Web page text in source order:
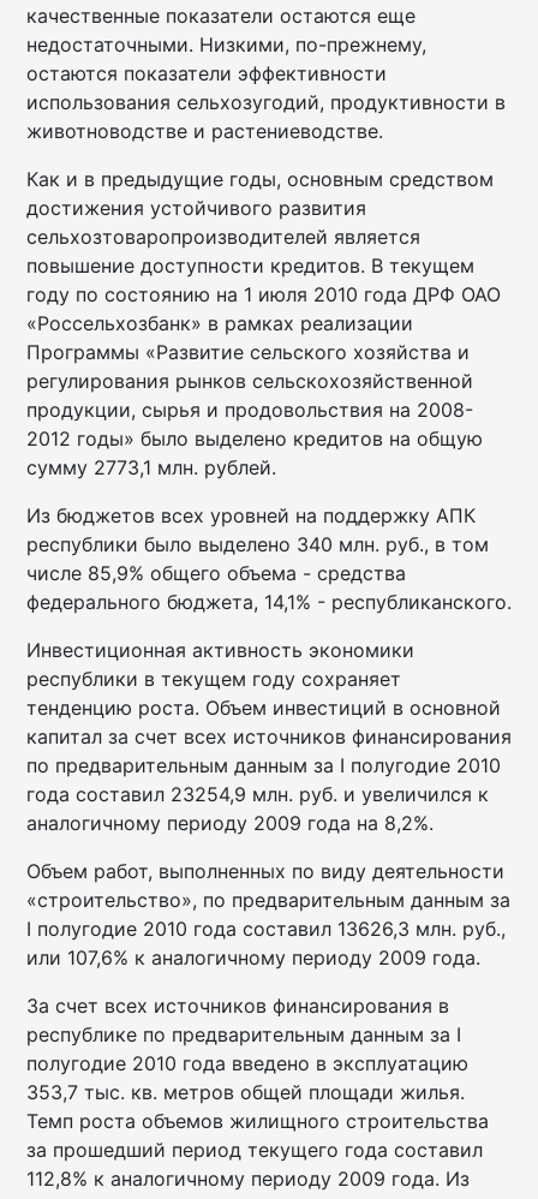
качественные показатели остаются еще
недостаточными. Низкими, по-прежнему,
остаются показатели эффективности
использования сельхозугодий, продуктивности в
животноводстве и растениеводстве.
Как и в предыдущие годы, основным средством
достижения устойчивого развития
сельхозтоваропроизводителей является
повышение доступности кредитов. В текущем
году по состоянию на 1 июля 2010 года ДРФ ОАО
«Россельхозбанк» в рамках реализации
Программы «Развитие сельского хозяйства и
регулирования рынков сельскохозяйственной
продукции, сырья и продовольствия на 2008-
2012 годы» было выделено кредитов на общую
сумму 2773,1 млн. рублей.
Из бюджетов всех уровней на поддержку АПК
республики было выделено 340 млн. руб., в том
числе 85,9% общего объема - средства
федерального бюджета, 14,1% - республиканского.
Инвестиционная активность экономики
республики в текущем году сохраняет
тенденцию роста. Объем инвестиций в основной
капитал за счет всех источников финансирования
по предварительным данным за I полугодие 2010
года составил 23254,9 млн. руб. и увеличился к
аналогичному периоду 2009 года на 8,2%.
Объем работ, выполненных по виду деятельности
«строительство», по предварительным данным за
I полугодие 2010 года составил 13626,3 млн. руб.,
или 107,6% к аналогичному периоду 2009 года.
За счет всех источников финансирования в
республике по предварительным данным за I
полугодие 2010 года введено в эксплуатацию
353,7 тыс. кв. метров общей площади жилья.
Темп роста объемов жилищного строительства
за прошедший период текущего года составил
112,8% к аналогичному периоду 2009 года. Из